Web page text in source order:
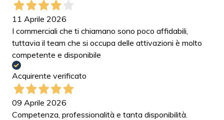
11 Aprile 2026
I commerciali che ti chiamano sono poco affidabili,
tuttavia il team che si occupa delle attivazioni è molto
competente e disponibile
Acquirente verificato
09 Aprile 2026
Competenza, professionalità e tanta disponibilità.